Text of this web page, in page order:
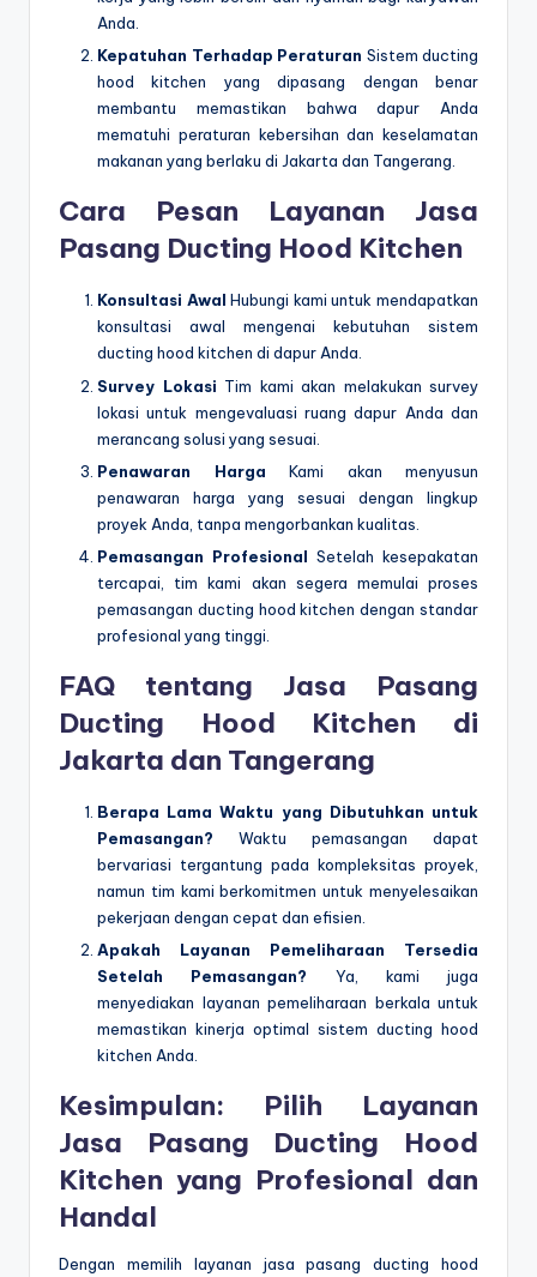
Anda.
Kepatuhan Terhadap Peraturan Sistem ducting
hood kitchen yang dipasang dengan benar
membantu memastikan bahwa dapur Anda
mematuhi peraturan kebersihan dan keselamatan
makanan yang berlaku di Jakarta dan Tangerang.
Cara Pesan Layanan Jasa
Pasang Ducting Hood Kitchen
Konsultasi Awal Hubungi kami untuk mendapatkan
konsultasi awal mengenai kebutuhan sistem
ducting hood kitchen di dapur Anda.
Survey Lokasi Tim kami akan melakukan survey
lokasi untuk mengevaluasi ruang dapur Anda dan
merancang solusi yang sesuai.
Penawaran Harga Kami akan menyusun
penawaran harga yang sesuai dengan lingkup
proyek Anda, tanpa mengorbankan kualitas.
Pemasangan Profesional Setelah kesepakatan
tercapai, tim kami akan segera memulai proses
pemasangan ducting hood kitchen dengan standar
profesional yang tinggi.
FAQ tentang Jasa Pasang
Ducting Hood Kitchen di
Jakarta dan Tangerang
Berapa Lama Waktu yang Dibutuhkan untuk
Pemasangan? Waktu pemasangan dapat
bervariasi tergantung pada kompleksitas proyek,
namun tim kami berkomitmen untuk menyelesaikan
pekerjaan dengan cepat dan efisien.
Apakah Layanan Pemeliharaan Tersedia
Setelah Pemasangan? Ya, kami juga
menyediakan layanan pemeliharaan berkala untuk
memastikan kinerja optimal sistem ducting hood
kitchen Anda.
Kesimpulan: Pilih Layanan
Jasa Pasang Ducting Hood
Kitchen yang Profesional dan
Handal
Dengan memilih layanan jasa pasang ducting hood